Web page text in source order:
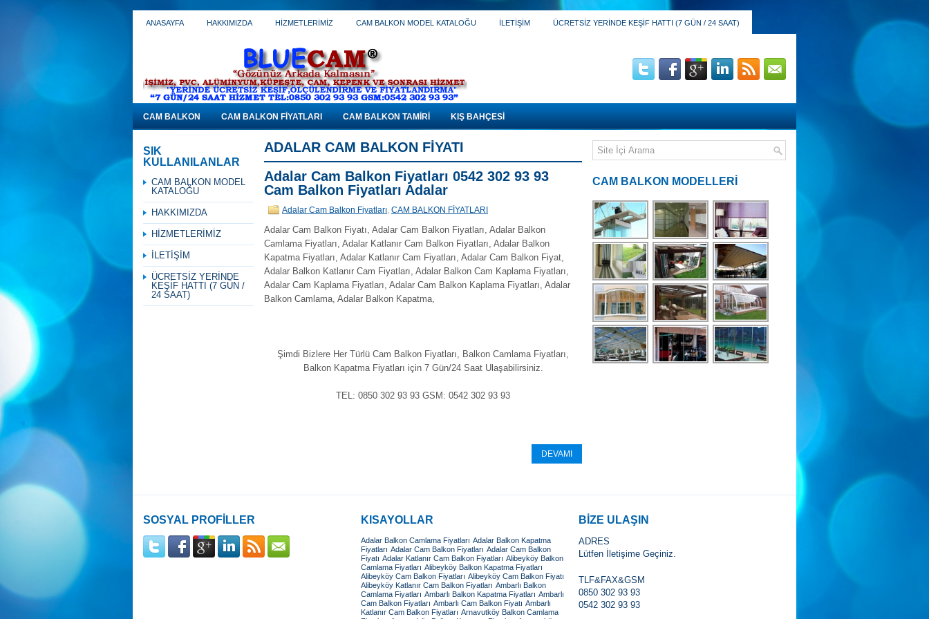
ANASAYFA HAKKIMIZDA HİZMETLERİMİZ CAM BALKON MODEL KATALOĞU İLETİŞİM ÜCRETSİZ YERİNDE KEŞİF HATTI (7 GÜN / 24 SAAT)
CAM BALKON CAM BALKON FİYATLARI CAM BALKON TAMİRİ KIŞ BAHÇESİ
ADALAR CAM BALKON FIYATI
Adalar Cam Balkon Fiyatları 0542 302 93 93
Cam Balkon Fiyatları Adalar
Adalar Cam Balkon Fiyatları, CAM BALKON FİYATLARI
Adalar Cam Balkon Fiyatı, Adalar Cam Balkon Fiyatları, Adalar Balkon
Camlama Fiyatları, Adalar Katlanır Cam Balkon Fiyatları, Adalar Balkon
Kapatma Fiyatları, Adalar Katlanır Cam Fiyatları, Adalar Cam Balkon Fiyat,
Adalar Balkon Katlanır Cam Fiyatları, Adalar Balkon Cam Kaplama Fiyatları,
Adalar Cam Kaplama Fiyatları, Adalar Cam Balkon Kaplama Fiyatları, Adalar
Balkon Camlama, Adalar Balkon Kapatma,
Şimdi Bizlere Her Türlü Cam Balkon Fiyatları, Balkon Camlama Fiyatları,
Balkon Kapatma Fiyatları için 7 Gün/24 Saat Ulaşabilirsiniz.
TEL: 0850 302 93 93 GSM: 0542 302 93 93
DEVAMI
SIK
KULLANILANLAR
CAM BALKON MODEL
KATALOĞU
HAKKIMIZDA
HİZMETLERİMİZ
İLETİŞİM
ÜCRETSİZ YERİNDE
KEŞİF HATTI (7 GÜN /
24 SAAT)
CAM BALKON MODELLERİ
SOSYAL PROFİLLER KISAYOLLAR
Adalar Balkon Camlama Fiyatları Adalar Balkon Kapatma
Fiyatları Adalar Cam Balkon Fiyatları Adalar Cam Balkon
Fiyatı Adalar Katlanır Cam Balkon Fiyatları Alibeyköy Balkon
Camlama Fiyatları Alibeyköy Balkon Kapatma Fiyatları
Alibeyköy Cam Balkon Fiyatları Alibeyköy Cam Balkon Fiyatı
Alibeyköy Katlanır Cam Balkon Fiyatları Ambarlı Balkon
Camlama Fiyatları Ambarlı Balkon Kapatma Fiyatları Ambarlı
Cam Balkon Fiyatları Ambarlı Cam Balkon Fiyatı Ambarlı
Katlanır Cam Balkon Fiyatları Arnavutköy Balkon Camlama
BİZE ULAŞIN
ADRES
Lütfen İletişime Geçiniz.
TLF&FAX&GSM
0850 302 93 93
0542 302 93 93